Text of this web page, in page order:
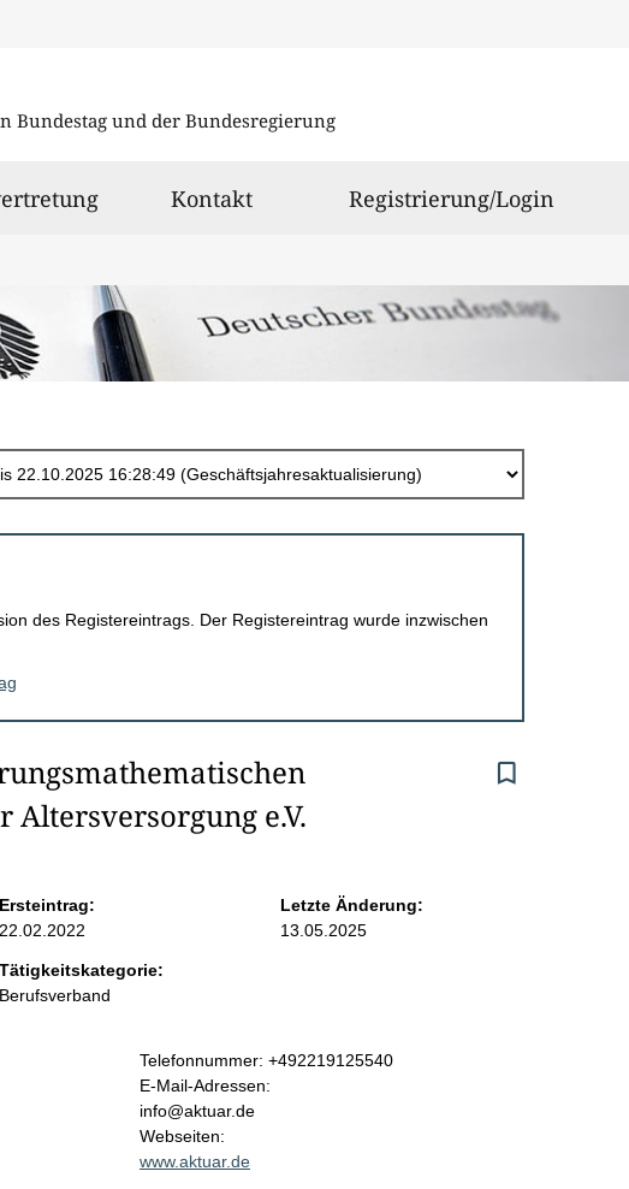
Bundestag und der Bundesregierung
Kontakt Registrierung/Login
des Registereintrags. Der Registereintrag wurde inzwischen
Altersversorgung e.V.
Ersteintrag:
22.02.2022
Letzte Änderung:
13.05.2025
Tätigkeitskategorie:
Berufsverband
K
o
n
t
a
Telefonnummer: +492219125540
E-Mail-Adressen:
info@aktuar.de
Webseiten:
www.aktuar.de